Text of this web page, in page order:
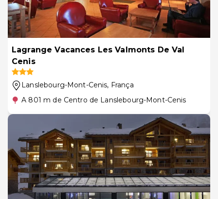
Lagrange Vacances Les Valmonts De Val
Cenis
Lanslebourg-Mont-Cenis, França
A 801 m de Centro de Lanslebourg-Mont-Cenis